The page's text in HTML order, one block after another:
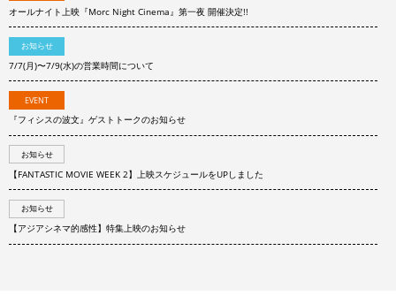
オールナイト上映『Morc Night Cinema』第一夜 開催決定!!
お知らせ
7/7(月)〜7/9(水)の営業時間について
EVENT
『フィシスの波文』ゲストトークのお知らせ
お知らせ
【FANTASTIC MOVIE WEEK 2】上映スケジュールをUPしました
お知らせ
【アジアシネマ的感性】特集上映のお知らせ